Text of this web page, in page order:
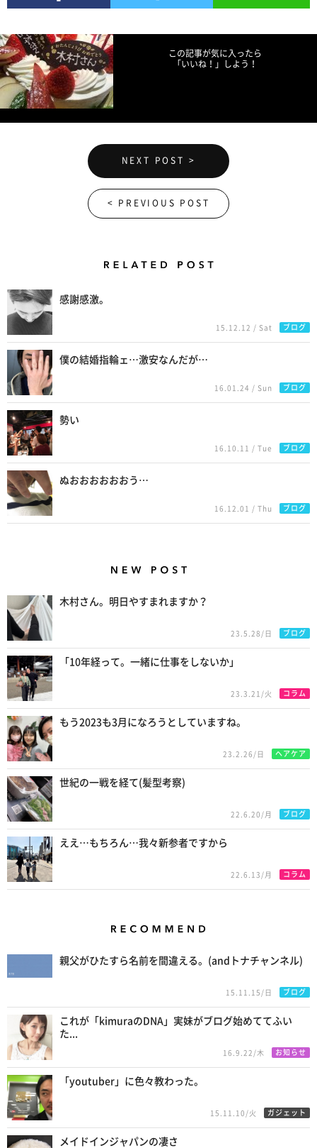
この記事が気に入ったら
「いいね！」しよう！
NEXT POST >
< PREVIOUS POST
感謝感激。
15.12.12 / Sat ブログ
僕の結婚指輪ェ…激安なんだが…
16.01.24 / Sun ブログ
勢い
16.10.11 / Tue ブログ
ぬおおおおおおう…
16.12.01 / Thu ブログ
木村さん。明日やすまれますか？
23.5.28/日 ブログ
「10年経って。一緒に仕事をしないか」
23.3.21/火 コラム
もう2023も3月になろうとしていますね。
23.2.26/日 ヘアケア
世紀の一戦を経て(髪型考察)
22.6.20/月 ブログ
ええ…もちろん…我々新参者ですから
22.6.13/月 コラム
親父がひたすら名前を間違える。(andトナチャンネル)
15.11.15/日 ブログ
これが「kimuraのDNA」実妹がブログ始めててふい
た...
16.9.22/木 お知らせ
「youtuber」に色々教わった。
15.11.10/火 ガジェット
メイドインジャパンの凄さ